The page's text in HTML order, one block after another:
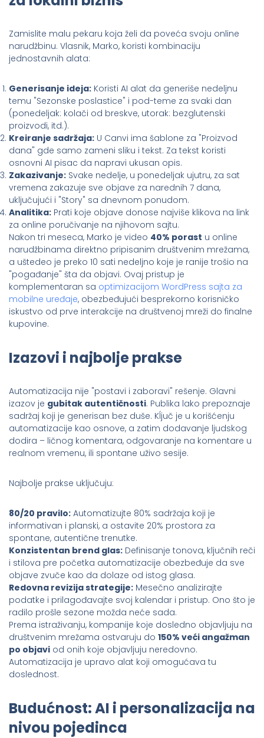
Zamislite malu pekaru koja želi da poveća svoju online
narudžbinu. Vlasnik, Marko, koristi kombinaciju
jednostavnih alata:
Generisanje ideja: Koristi AI alat da generiše nedeljnu
temu "Sezonske poslastice" i pod-teme za svaki dan
(ponedeljak: kolači od breskve, utorak: bezglutenski
proizvodi, itd.).
Kreiranje sadržaja: U Canvi ima šablone za "Proizvod
dana" gde samo zameni sliku i tekst. Za tekst koristi
osnovni AI pisac da napravi ukusan opis.
Zakazivanje: Svake nedelje, u ponedeljak ujutru, za sat
vremena zakazuje sve objave za narednih 7 dana,
uključujući i "Story" sa dnevnom ponudom.
Analitika: Prati koje objave donose najviše klikova na link
za online poručivanje na njihovom sajtu.
Nakon tri meseca, Marko je video 40% porast u online
narudžbinama direktno pripisanim društvenim mrežama,
a uštedeo je preko 10 sati nedeljno koje je ranije trošio na
"pogađanje" šta da objavi. Ovaj pristup je
komplementaran sa optimizacijom WordPress sajta za
mobilne uređaje, obezbeđujući besprekorno korisničko
iskustvo od prve interakcije na društvenoj mreži do finalne
kupovine.
Izazovi i najbolje prakse
Automatizacija nije "postavi i zaboravi" rešenje. Glavni
izazov je gubitak autentičnosti. Publika lako prepoznaje
sadržaj koji je generisan bez duše. Kĺjuč je u korišćenju
automatizacije kao osnove, a zatim dodavanje ljudskog
dodira – ličnog komentara, odgovaranje na komentare u
realnom vremenu, ili spontane uživo sesije.
Najbolje prakse uključuju:
80/20 pravilo: Automatizujte 80% sadržaja koji je
informativan i planski, a ostavite 20% prostora za
spontane, autentične trenutke.
Konzistentan brend glas: Definisanje tonova, ključnih reči
i stilova pre početka automatizacije obezbeđuje da sve
objave zvuče kao da dolaze od istog glasa.
Redovna revizija strategije: Mesečno analizirajte
podatke i prilagođavajte svoj kalendar i pristup. Ono što je
radilo prošle sezone možda neće sada.
Prema istraživanju, kompanije koje dosledno objavljuju na
društvenim mrežama ostvaruju do 150% veći angažman
po objavi od onih koje objavljuju neredovno.
Automatizacija je upravo alat koji omogućava tu
doslednost.
Budućnost: AI i personalizacija na
nivou pojedinca